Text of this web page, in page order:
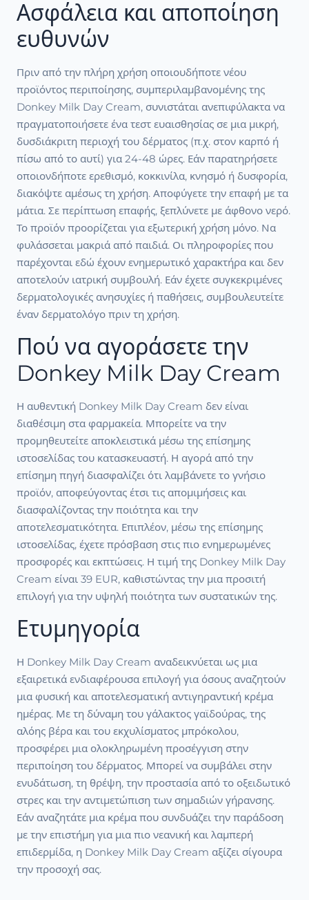
Ασφάλεια και αποποίηση
ευθυνών
Πριν από την πλήρη χρήση οποιουδήποτε νέου
προϊόντος περιποίησης, συμπεριλαμβανομένης της
Donkey Milk Day Cream, συνιστάται ανεπιφύλακτα να
πραγματοποιήσετε ένα τεστ ευαισθησίας σε μια μικρή,
δυσδιάκριτη περιοχή του δέρματος (π.χ. στον καρπό ή
πίσω από το αυτί) για 24-48 ώρες. Εάν παρατηρήσετε
οποιονδήποτε ερεθισμό, κοκκινίλα, κνησμό ή δυσφορία,
διακόψτε αμέσως τη χρήση. Αποφύγετε την επαφή με τα
μάτια. Σε περίπτωση επαφής, ξεπλύνετε με άφθονο νερό.
Το προϊόν προορίζεται για εξωτερική χρήση μόνο. Να
φυλάσσεται μακριά από παιδιά. Οι πληροφορίες που
παρέχονται εδώ έχουν ενημερωτικό χαρακτήρα και δεν
αποτελούν ιατρική συμβουλή. Εάν έχετε συγκεκριμένες
δερματολογικές ανησυχίες ή παθήσεις, συμβουλευτείτε
έναν δερματολόγο πριν τη χρήση.
Πού να αγοράσετε την
Donkey Milk Day Cream
Η αυθεντική Donkey Milk Day Cream δεν είναι
διαθέσιμη στα φαρμακεία. Μπορείτε να την
προμηθευτείτε αποκλειστικά μέσω της επίσημης
ιστοσελίδας του κατασκευαστή. Η αγορά από την
επίσημη πηγή διασφαλίζει ότι λαμβάνετε το γνήσιο
προϊόν, αποφεύγοντας έτσι τις απομιμήσεις και
διασφαλίζοντας την ποιότητα και την
αποτελεσματικότητα. Επιπλέον, μέσω της επίσημης
ιστοσελίδας, έχετε πρόσβαση στις πιο ενημερωμένες
προσφορές και εκπτώσεις. Η τιμή της Donkey Milk Day
Cream είναι 39 EUR, καθιστώντας την μια προσιτή
επιλογή για την υψηλή ποιότητα των συστατικών της.
Ετυμηγορία
Η Donkey Milk Day Cream αναδεικνύεται ως μια
εξαιρετικά ενδιαφέρουσα επιλογή για όσους αναζητούν
μια φυσική και αποτελεσματική αντιγηραντική κρέμα
ημέρας. Με τη δύναμη του γάλακτος γαϊδούρας, της
αλόης βέρα και του εκχυλίσματος μπρόκολου,
προσφέρει μια ολοκληρωμένη προσέγγιση στην
περιποίηση του δέρματος. Μπορεί να συμβάλει στην
ενυδάτωση, τη θρέψη, την προστασία από το οξειδωτικό
στρες και την αντιμετώπιση των σημαδιών γήρανσης.
Εάν αναζητάτε μια κρέμα που συνδυάζει την παράδοση
με την επιστήμη για μια πιο νεανική και λαμπερή
επιδερμίδα, η Donkey Milk Day Cream αξίζει σίγουρα
την προσοχή σας.